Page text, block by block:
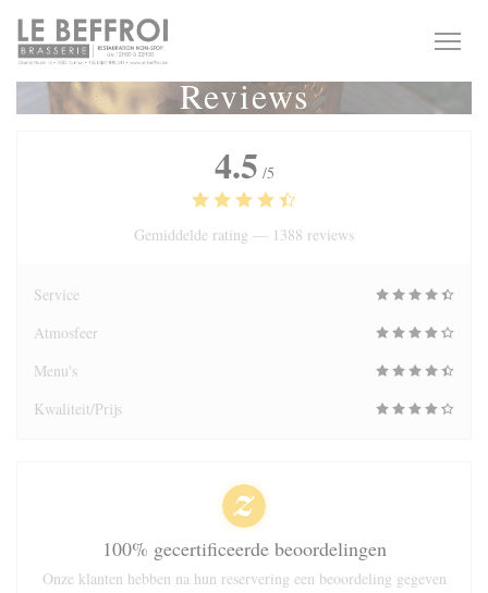
Cookies beheer paneel
Reviews
4.5 /5
Gemiddelde rating — 1388 reviews
Service
Atmosfeer
Menu's
Kwaliteit/Prijs
100% gecertificeerde beoordelingen
Onze klanten hebben na hun reservering een beoordeling gegeven